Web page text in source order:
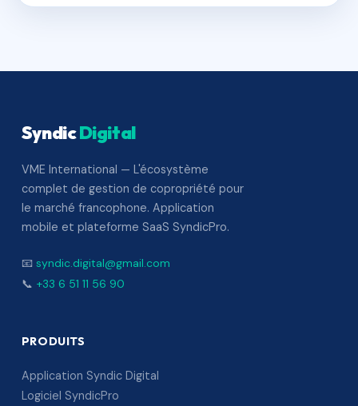
SyndicDigital
VME International — L'écosystème
complet de gestion de copropriété pour
le marché francophone. Application
mobile et plateforme SaaS SyndicPro.
📧 syndic.digital@gmail.com
📞 +33 6 51 11 56 90
PRODUITS
Application Syndic Digital
Logiciel SyndicPro